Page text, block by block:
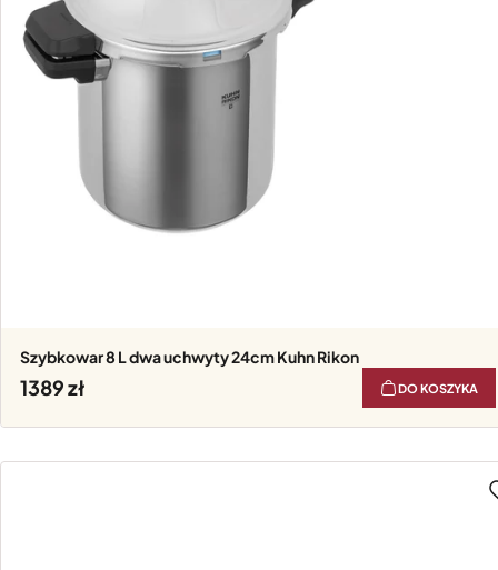
Szybkowar 8 L dwa uchwyty 24cm Kuhn Rikon
1389 DO KOSZYKA